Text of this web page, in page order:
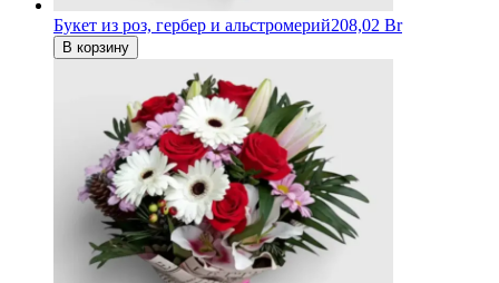
Букет из роз, гербер и альстромерий208,02 Br
В корзину